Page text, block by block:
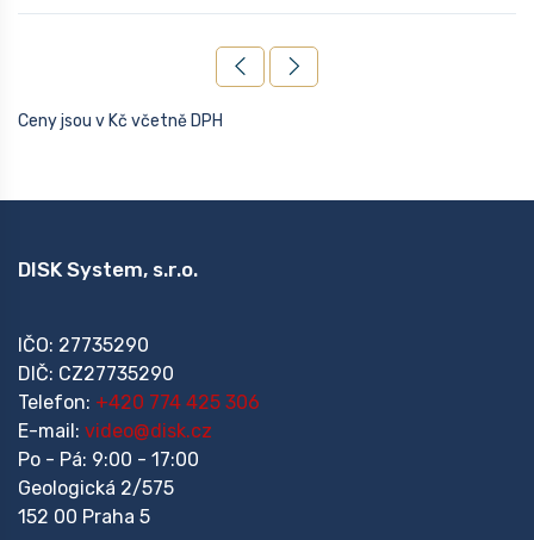
Ceny jsou v Kč včetně DPH
DISK System, s.r.o.
IČO: 27735290
DIČ: CZ27735290
Telefon: +420 774 425 306
E-mail: video@disk.cz
Po - Pá: 9:00 - 17:00
Geologická 2/575
152 00 Praha 5